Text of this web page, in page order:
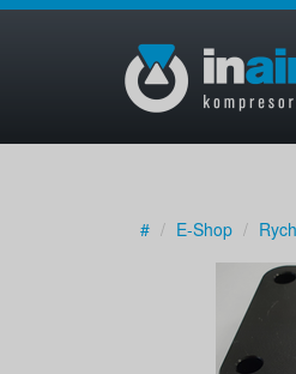
# E-Shop